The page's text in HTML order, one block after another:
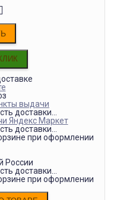
выдачи
доставки...
Яндекс Маркет
доставки...
при оформлении
России
доставки...
при оформлении